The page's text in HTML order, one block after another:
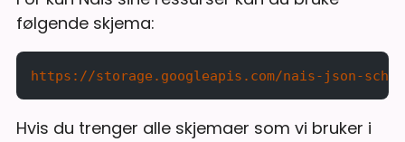
følgende skjema:
https://storage.googleapis.com/nais-json-
Hvis du trenger alle skjemaer som vi bruker i